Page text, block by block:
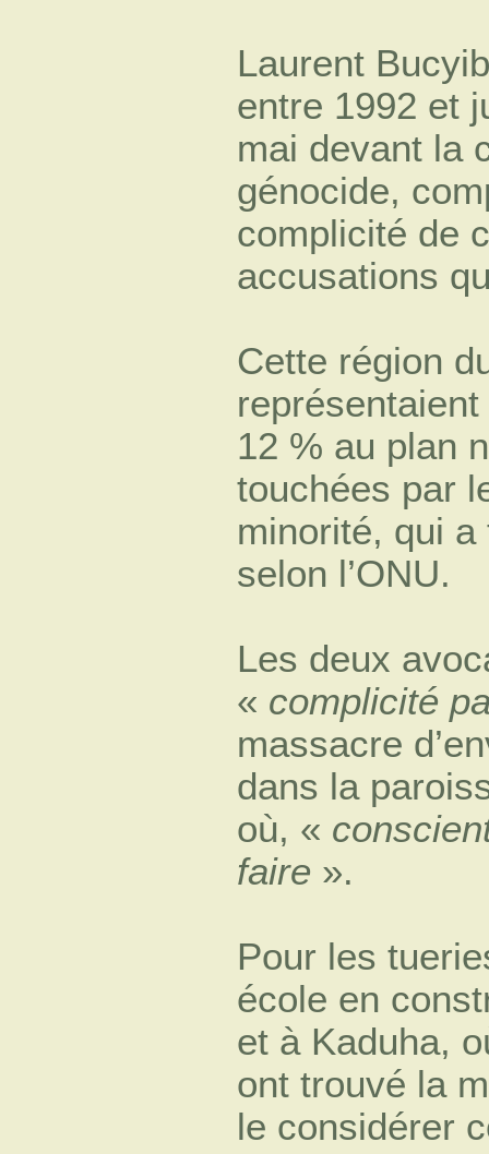
Laurent
entre 1992 et
mai devant la
génocide,
complicité de
accusations
Cette région
12 % au plan
touchées par
minorité, qui
selon l’ONU.
Les deux
« complicité
massacre
dans la
où, «
faire ».
Pour les
école en
et à Kaduha,
ont trouvé la
le considérer